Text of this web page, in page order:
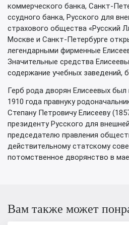
коммерческого банка, Санкт-
ссудного банка, Русского для
страхового общества «Русский
Москве и Санкт-Петербурге
легендарными фирменные
Значительные средства
содержание учебных заведений,
Герб рода дворян Елисеевых
1910 года правнуку
Степану Петровичу Елисееву
президенту Русского для
председателю правления
действительному статскому
потомственное дворянство в
Вам также может